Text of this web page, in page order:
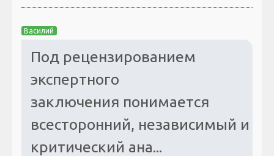
Василий
Под рецензированием
экспертного
заключения понимается
всесторонний, независимый и
критический ана...